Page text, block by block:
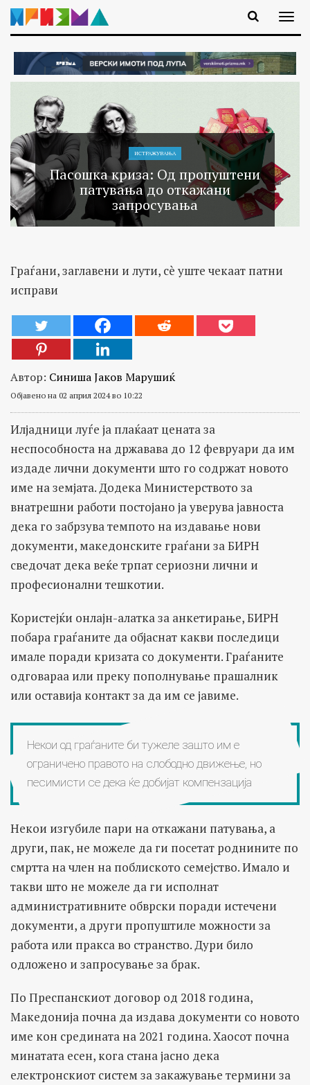
ИСТРАЖУВАЊA
Пасошка криза: Од пропуштени
патувања до откажани
запросувања
Граѓани, заглавени и лути, сè уште чекаат патни
исправи
Автор: Синиша Јаков Марушиќ
Објавено на 02 април 2024 во 10:22
Илјадници луѓе ја плаќаат цената за
неспособноста на државава до 12 февруари да им
издаде лични документи што го содржат новото
име на земјата. Додека Министерството за
внатрешни работи постојано ја уверува јавноста
дека го забрзува темпото на издавање нови
документи, македонските граѓани за БИРН
сведочат дека веќе трпат сериозни лични и
професионални тешкотии.
Користејќи онлајн-алатка за анкетирање, БИРН
побара граѓаните да објаснат какви последици
имале поради кризата со документи. Граѓаните
одговараа или преку пополнување прашалник
или оставија контакт за да им се јавиме.
Некои од граѓаните би тужеле зашто им е
ограничено правото на слободно движење, но
песимисти се дека ќе добијат компензација
Некои изгубиле пари на откажани патувања, а
други, пак, не можеле да ги посетат роднините по
смртта на член на поблиското семејство. Имало и
такви што не можеле да ги исполнат
административните обврски поради истечени
документи, а други пропуштиле можности за
работа или пракса во странство. Дури било
одложено и запросување за брак.
По Преспанскиот договор од 2018 година,
Македонија почна да издава документи со новото
име кон средината на 2021 година. Хаосот почна
минатата есен, кога стана јасно дека
електронскиот систем за закажување термини за